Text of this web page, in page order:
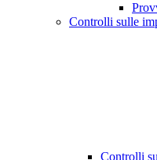
Controlli sulle
Controlli